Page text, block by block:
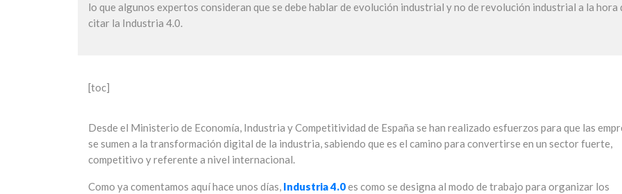
lo que algunos expertos consideran que se debe hablar de evolución industrial y no de revolución industrial a la hora
citar la Industria 4.0.
[toc]
Desde el Ministerio de Economía, Industria y Competitividad de España se han realizado esfuerzos para que las
se sumen a la transformación digital de la industria, sabiendo que es el camino para convertirse en un sector fuerte,
competitivo y referente a nivel internacional.
Como ya comentamos aquí hace unos días, Industria 4.0es como se designa al modo de trabajo para organizar los